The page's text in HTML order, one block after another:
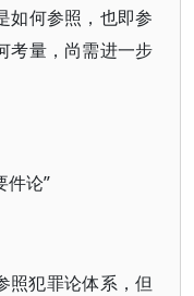
如何参照，也即参
考量，尚需进一步
件论”
照犯罪论体系，但